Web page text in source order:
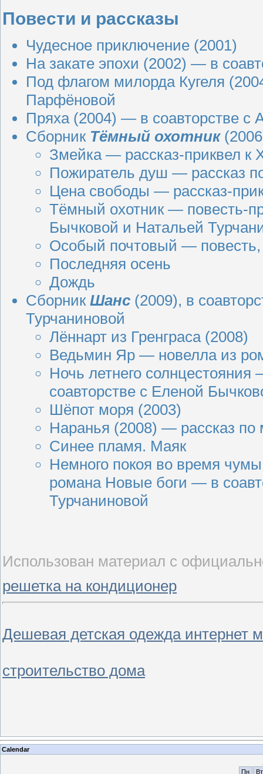
Повести и рассказы
Чудесное приключение (2001)
На закате эпохи (2002) — в
Под флагом милорда Кугеля (
Парфёновой
Пряха (2004) — в соавторстве с
Сборник Тёмный охотник(2006
Змейка — рассказ-приквел к
Пожиратель душ — рассказ
Цена свободы — рассказ-
Тёмный охотник — повесть-
Бычковой и Натальей
Особый почтовый —
Последняя осень
Дождь
Сборник Шанс (2009), в
Турчаниновой
Лённарт из Гренграса (2008)
Ведьмин Яр — новелла из
Ночь летнего солнцестояния
соавторстве с Еленой
Шёпот моря (2003)
Наранья (2008) — рассказ по
Синее пламя. Маяк
Немного покоя во время
романа Новые боги — в
Турчаниновой
Использован материал с
решетка на кондиционер
Дешевая детская одежда интернет
строительство дома
Calendar
Пн
Вт